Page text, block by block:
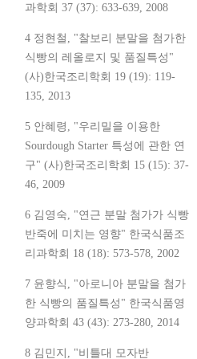
과학회 37 (37): 633-639, 2008
4 정현철, "찰보리 분말을 첨가한
식빵의 레올로지 및 품질특성"
(사)한국조리학회 19 (19): 119-
135, 2013
5 안혜령, "우리밀을 이용한
Sourdough Starter 특성에 관한 연
구" (사)한국조리학회 15 (15): 37-
46, 2009
6 김영숙, "연근 분말 첨가가 식빵
반죽에 미치는 영향" 한국식품조
리과학회 18 (18): 573-578, 2002
7 윤향식, "아로니아 분말을 첨가
한 식빵의 품질특성" 한국식품영
양과학회 43 (43): 273-280, 2014
8 김민지, "비틀대 모자반